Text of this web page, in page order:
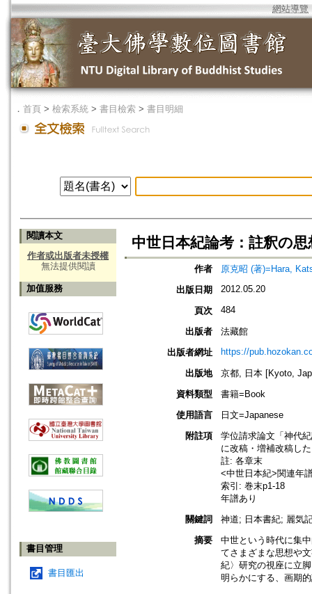
網站導覽
． 首頁 > 檢索系統 > 書目檢索 > 書目明細
閱讀本文
作者或出版者未授權
無法提供閱讀
加值服務
書目管理
書目匯出
中世日本紀論考：註釈の思
作者
原克昭 (著)=Hara,
出版日期
2012.05.20
頁次 484
出版者
法藏館
出版者網址
https://
出版地
京都, 日本 [Kyoto,
資料類型
書籍=Book
使用語言
日文=Japanese
附註項
学位請求論文「神代
に改稿・増補改稿し
註: 各章末
<中世日本紀>関連年
索引: 巻末p1-18
年譜あり
關鍵詞
神道; 日本書紀; 麗気
摘要
中世という時代に集
てさまざまな思想や
紀〉研究の視座に立
明らかにする、画期